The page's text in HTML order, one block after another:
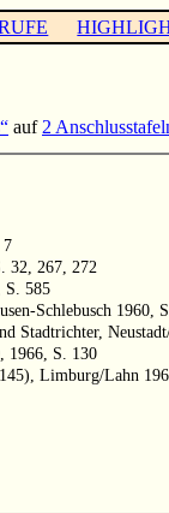
auf 2
7
32, 267, 272
S. 585
Schlebusch 1960,
Stadtrichter,
1966, S. 130
Limburg/Lahn